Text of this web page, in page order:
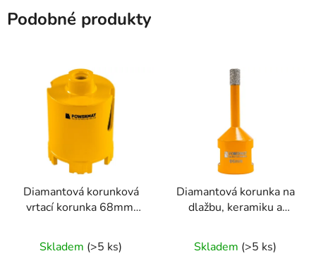
Podobné produkty
Diamantová korunková
vrtací korunka 68mm,
Skladem (>5 ks)
Diamantová korunka na
dlažbu, keramiku a
Skladem (>5 ks)